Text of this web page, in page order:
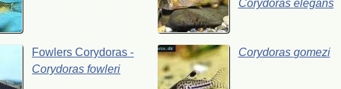
Corydoras elegans
FowlersCorydoras-
Corydorasfowleri
Corydoras gomezi